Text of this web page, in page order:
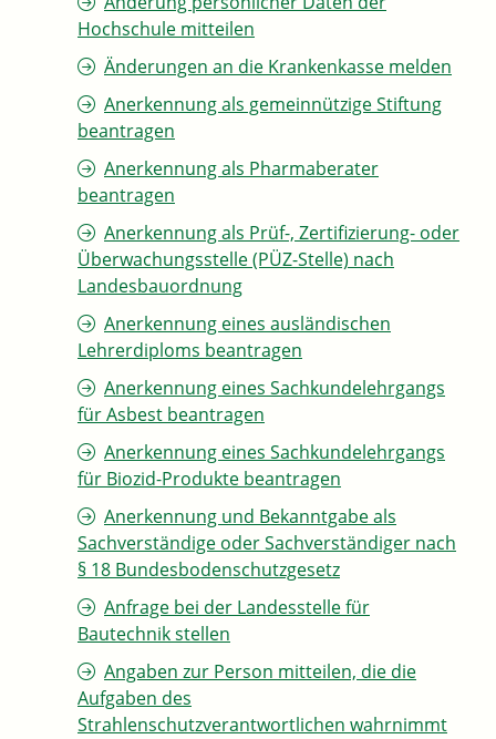
Hochschule mitteilen
Änderungen an die Krankenkasse melden
Anerkennung als gemeinnützige Stiftung
beantragen
Anerkennung als Pharmaberater
beantragen
Anerkennung als Prüf-, Zertifizierung- oder
Überwachungsstelle (PÜZ-Stelle) nach
Landesbauordnung
Anerkennung eines ausländischen
Lehrerdiploms beantragen
Anerkennung eines Sachkundelehrgangs
für Asbest beantragen
Anerkennung eines Sachkundelehrgangs
für Biozid-Produkte beantragen
Anerkennung und Bekanntgabe als
Sachverständige oder Sachverständiger nach
§ 18 Bundesbodenschutzgesetz
Anfrage bei der Landesstelle für
Bautechnik stellen
Angaben zur Person mitteilen, die die
Aufgaben des
Strahlenschutzverantwortlichen wahrnimmt